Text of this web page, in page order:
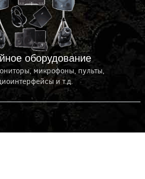
оборудование
микрофоны, пульты,
и т.д.